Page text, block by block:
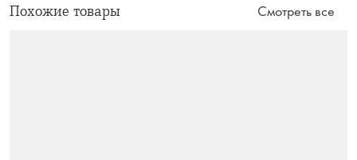
Похожие товары Смотреть все